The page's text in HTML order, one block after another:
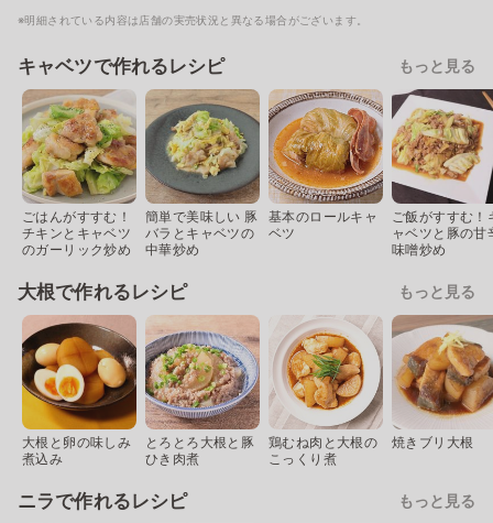
※明細されている内容は店舗の実売状況と異なる場合がございます。
キャベツで作れるレシピ もっと見る
ごはんがすすむ！
チキンとキャベツ
のガーリック炒め
簡単で美味しい 豚
バラとキャベツの
中華炒め
基本のロールキャ
ベツ
ご飯がすすむ！
ャベツと豚の甘
味噌炒め
大根で作れるレシピ もっと見る
大根と卵の味しみ
煮込み
とろとろ大根と豚
ひき肉煮
鶏むね肉と大根の
こっくり煮
焼きブリ大根
ニラで作れるレシピ もっと見る